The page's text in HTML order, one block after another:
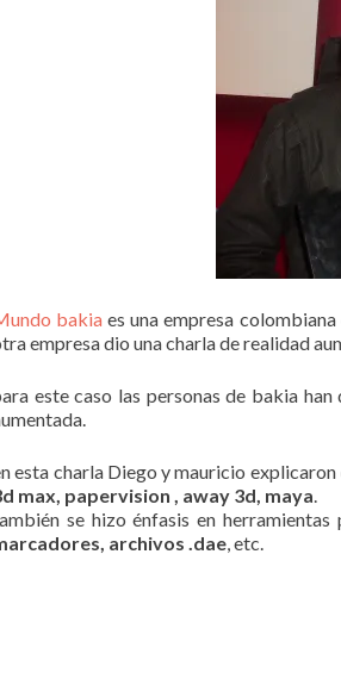
bakiaes una empresa
empresa dio una charla de realidad
este caso las personas de bakia
esta charla Diego y mauricio explicaron
max, papervision , away 3d, maya.
se hizo énfasis en
archivos .dae, etc.